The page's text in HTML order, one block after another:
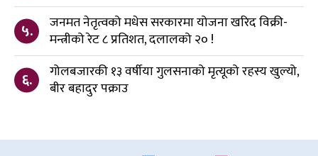
५.
जनमत नेतृत्वको मधेस सरकारमा योजना खरिद विक्री-
मन्त्रीको रेट ८ प्रतिशत, दलालको २० !
६.
गोलबजारकी १३ वर्षीया गुलसनाको मृत्यूको रहस्य खुल्यो,
बीर बहादुर पक्राउ